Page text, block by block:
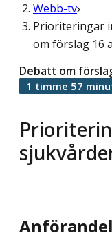
Webb-tv
Prioriteringar
om förslag 16
Debatt om
1 timme 57